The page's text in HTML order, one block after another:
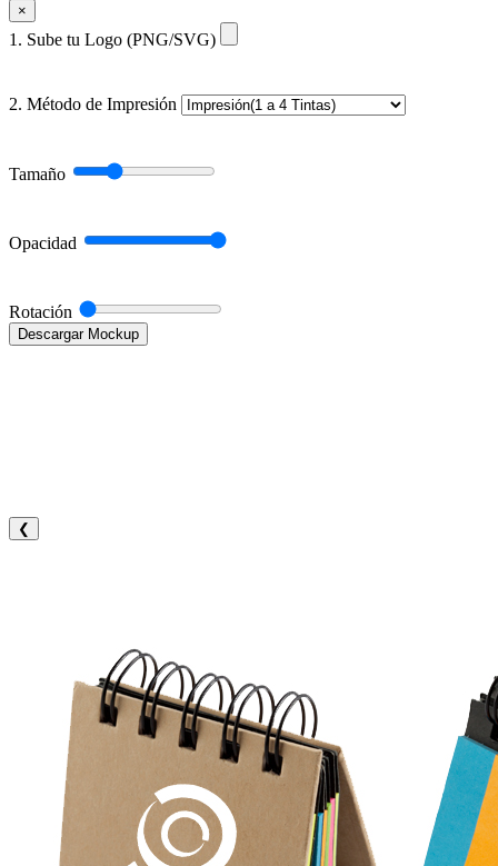
×
1. Sube tu Logo (PNG/SVG)
2. Método de Impresión
Tamaño
Opacidad
Rotación
Descargar Mockup
❮